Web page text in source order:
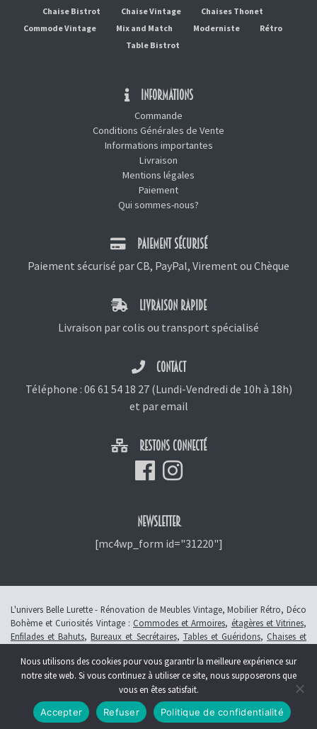
Chaise Bistrot
Chaise Vintage
Chaises Thonet
Commode Vintage
Mix and Match Moderniste
Rétro
Table Bistrot
INFORMATIONS
Commande
Conditions Générales de Vente
Informations importantes
Livraison
Mentions légales
Paiement
Qui sommes-nous?
PAIEMENT SÉCURISÉ
Paiement sécurisé par CB, PayPal, Virement ou Chèque
LIVRAISON RAPIDE
Livraison par colis ou transport spécialisé
CONTACT
Téléphone : 06 61 54 18 27(Lundi-Vendredi de 10h à 18h)
et par email
RESTONS CONNECTÉ
NEWSLETTER
[mc4wp_form id="31220"]
L'univers Belle Lurette - Rénovation de Meubles Vintage, Mobilier Rétro, Déco
Bohème et Curiosités Vintage : Commodes et Armoires, étagères et Vitrines,
Enfilades et Bahuts,Bureaux et Secrétaires, Tables et Guéridons, Chaises et
© 2013 - 2026 L'atelier Belle Lurette - Rénovation de meubles vintage, en
Alsace à Colmar -Révoquer le consentement
Création :Symbioseo
Nous utilisons des cookies pour vous garantir la meilleure expérience sur
notre site web. Si vous continuez à utiliser ce site, nous supposerons que
vous en êtes satisfait.
Accepter Refuser Politique de confidentialité